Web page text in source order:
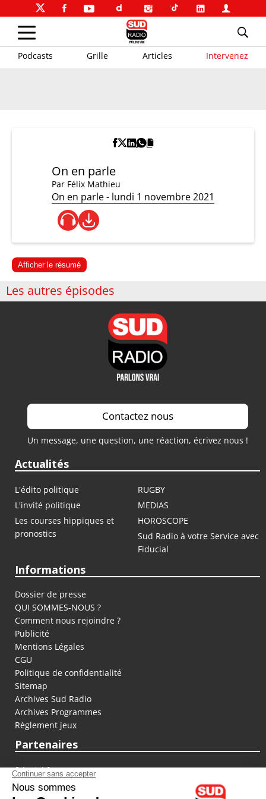
Podcasts Grille Articles Intervenez
On en parle
Par Félix Mathieu
On en parle - lundi 1 novembre 2021
Afficher le résumé
Les autres épisodes
Contactez nous
Un message, une question, une réaction, écrivez nous !
Actualités
L'édito politique
RUGBY
L'invité politique
MEDIAS
Les courses hippiques et
pronostics
HOROSCOPE
Sud Radio à votre Service avec
Fiducial
Informations
Dossier de presse
QUI SOMMES-NOUS ?
Comment nous rejoindre ?
Publicité
Mentions Légales
CGU
Politique de confidentialité
Sitemap
Archives Sud Radio
Archives Programmes
Règlement jeux
Partenaires
fiducial.fr
lyoncapitale.fr